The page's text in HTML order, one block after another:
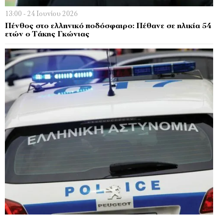
13:00 - 24 Ιουνίου 2026
Πένθος στο ελληνικό ποδόσφαιρο: Πέθανε σε ηλικία 54
ετών ο Τάκης Γκώνιας